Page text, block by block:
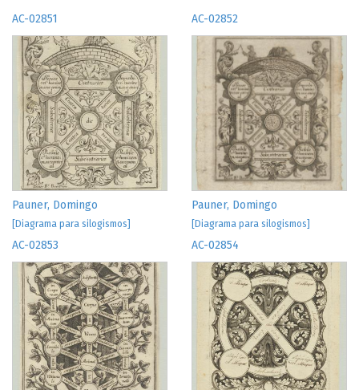
AC-02851
Pauner, Domingo
[Diagrama para silogismos]
AC-02852
Pauner, Domingo
[Diagrama para silogismos]
AC-02853 AC-02854